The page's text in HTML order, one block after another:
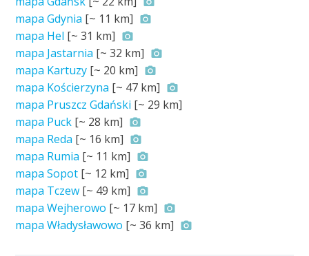
mapa Gdynia [~ 11 km]
mapa Hel [~31 km]
mapa Jastarnia [~32 km]
mapa Kartuzy [~ 20 km]
mapa Kościerzyna [~ 47 km]
mapa Pruszcz Gdański [~ 29 km]
mapa Puck [~ 28 km]
mapa Reda [~ 16 km]
mapa Rumia [~ 11 km]
mapa Sopot [~ 12 km]
mapa Tczew [~ 49 km]
mapa Wejherowo [~ 17 km]
mapa Władysławowo [~36 km]